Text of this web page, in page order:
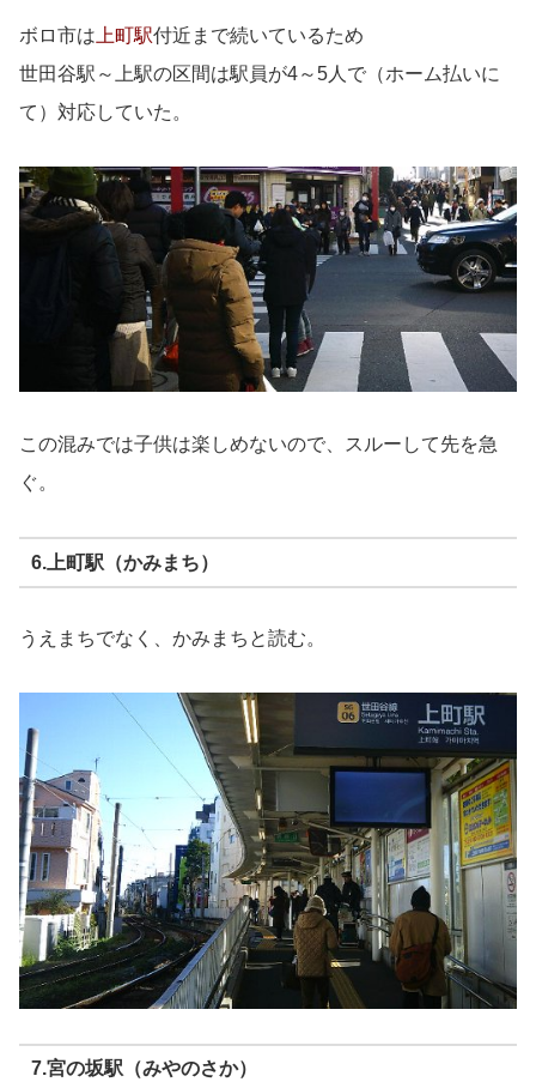
ボロ市は 上町駅付近まで続いているため
世田谷駅～上駅の区間は駅員が4～5人で（ホーム払いに
て）対応していた。
この混みでは子供は楽しめないので、スルーして先を急
ぐ。
6.上町駅（かみまち）
うえまちでなく、かみまちと読む。
7.宮の坂駅（みやのさか）